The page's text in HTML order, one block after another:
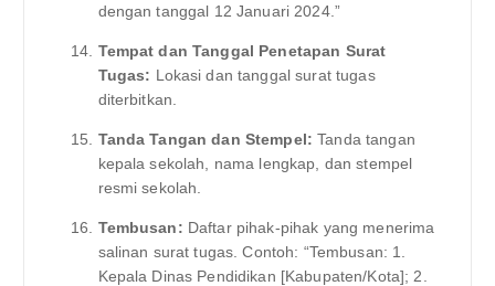
dengan tanggal 12 Januari 2024.”
Tempat dan Tanggal Penetapan Surat
Tugas: Lokasi dan tanggal surat tugas
diterbitkan.
Tanda Tangan dan Stempel: Tanda tangan
kepala sekolah, nama lengkap, dan stempel
resmi sekolah.
Tembusan: Daftar pihak-pihak yang menerima
salinan surat tugas. Contoh: “Tembusan: 1.
Kepala Dinas Pendidikan [Kabupaten/Kota]; 2.